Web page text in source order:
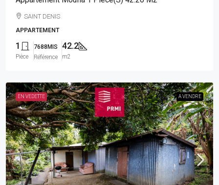
SAINT DENIS
APPARTEMENT
1
Pièce
7688MIS
Référence
42.2
m2
EN VEDETTE A VENDRE